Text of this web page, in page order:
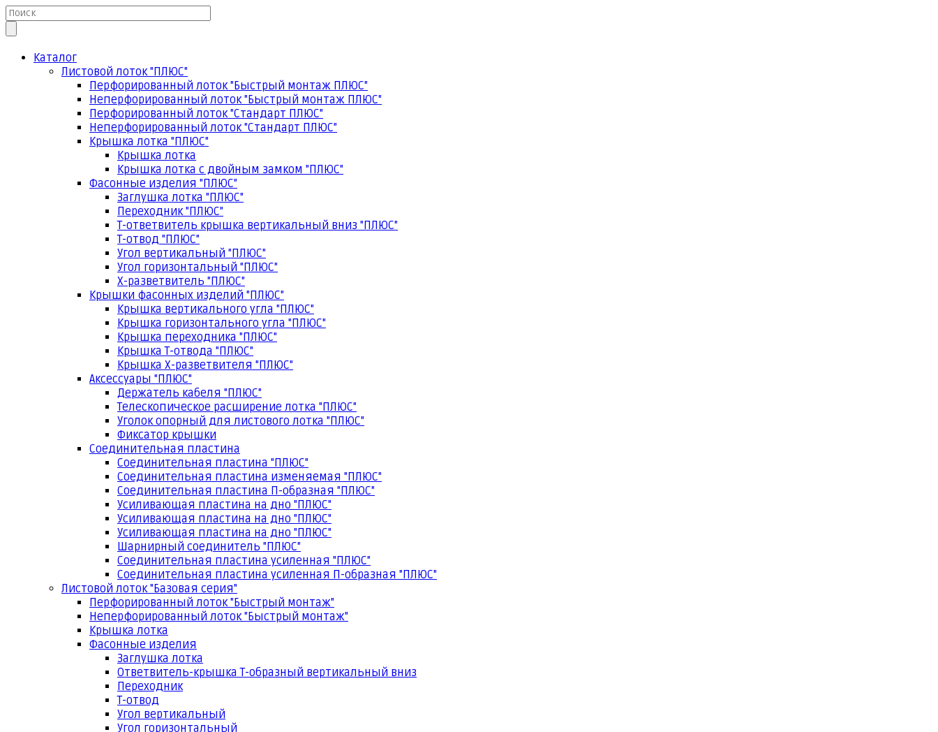
Каталог
Листовой лоток "ПЛЮС"
Перфорированный лоток "Быстрый монтаж ПЛЮС"
Неперфорированный лоток "Быстрый монтаж ПЛЮС"
Перфорированный лоток "Стандарт ПЛЮС"
Неперфорированный лоток "Стандарт ПЛЮС"
Крышка лотка "ПЛЮС"
Крышка лотка
Крышка лотка с двойным замком "ПЛЮС"
Фасонные изделия "ПЛЮС"
Заглушка лотка "ПЛЮС"
Переходник "ПЛЮС"
Т-ответвитель крышка вертикальный вниз "ПЛЮС"
Т-отвод "ПЛЮС"
Угол вертикальный "ПЛЮС"
Угол горизонтальный "ПЛЮС"
Х-разветвитель "ПЛЮС"
Крышки фасонных изделий "ПЛЮС"
Крышка вертикального угла "ПЛЮС"
Крышка горизонтального угла "ПЛЮС"
Крышка переходника "ПЛЮС"
Крышка Т-отвода "ПЛЮС"
Крышка Х-разветвителя "ПЛЮС"
Аксессуары "ПЛЮС"
Держатель кабеля "ПЛЮС"
Телескопическое расширение лотка "ПЛЮС"
Уголок опорный для листового лотка "ПЛЮС"
Фиксатор крышки
Соединительная пластина
Соединительная пластина "ПЛЮС"
Соединительная пластина изменяемая "ПЛЮС"
Соединительная пластина П-образная "ПЛЮС"
Усиливающая пластина на дно "ПЛЮС"
Усиливающая пластина на дно "ПЛЮС"
Усиливающая пластина на дно "ПЛЮС"
Шарнирный соединитель "ПЛЮС"
Соединительная пластина усиленная "ПЛЮС"
Соединительная пластина усиленная П-образная "ПЛЮС"
Листовой лоток "Базовая серия"
Перфорированный лоток "Быстрый монтаж"
Неперфорированный лоток "Быстрый монтаж"
Крышка лотка
Фасонные изделия
Заглушка лотка
Ответвитель-крышка Т-образный вертикальный вниз
Переходник
Т-отвод
Угол вертикальный
Угол горизонтальный